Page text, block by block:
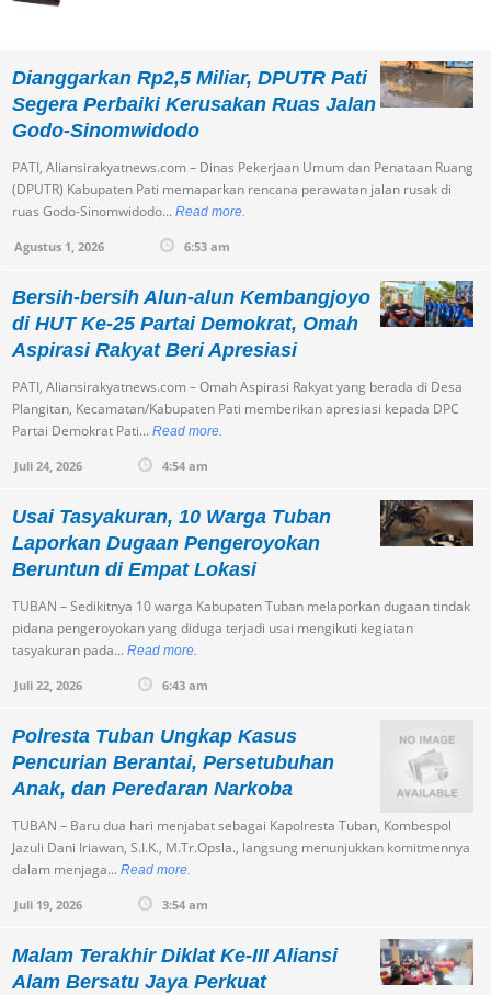
Dianggarkan Rp2,5 Miliar, DPUTR Pati
Segera Perbaiki Kerusakan Ruas Jalan
Godo-Sinomwidodo
PATI, Aliansirakyatnews.com – Dinas Pekerjaan Umum dan Penataan Ruang
(DPUTR) Kabupaten Pati memaparkan rencana perawatan jalan rusak di
ruas Godo-Sinomwidodo... Read more.
Agustus 1, 2026 6:53 am
Bersih-bersih Alun-alun Kembangjoyo
di HUT Ke-25 Partai Demokrat, Omah
Aspirasi Rakyat Beri Apresiasi
PATI, Aliansirakyatnews.com – Omah Aspirasi Rakyat yang berada di Desa
Plangitan, Kecamatan/Kabupaten Pati memberikan apresiasi kepada DPC
Partai Demokrat Pati... Read more.
Juli 24, 2026 4:54 am
Usai Tasyakuran, 10 Warga Tuban
Laporkan Dugaan Pengeroyokan
Beruntun di Empat Lokasi
TUBAN – Sedikitnya 10 warga Kabupaten Tuban melaporkan dugaan tindak
pidana pengeroyokan yang diduga terjadi usai mengikuti kegiatan
tasyakuran pada... Read more.
Juli 22, 2026 6:43 am
Polresta Tuban Ungkap Kasus
Pencurian Berantai, Persetubuhan
Anak, dan Peredaran Narkoba
TUBAN – Baru dua hari menjabat sebagai Kapolresta Tuban, Kombespol
Jazuli Dani Iriawan, S.I.K., M.Tr.Opsla., langsung menunjukkan komitmennya
dalam menjaga... Read more.
Juli 19, 2026 3:54 am
Malam Terakhir Diklat Ke-III Aliansi
Alam Bersatu Jaya Perkuat